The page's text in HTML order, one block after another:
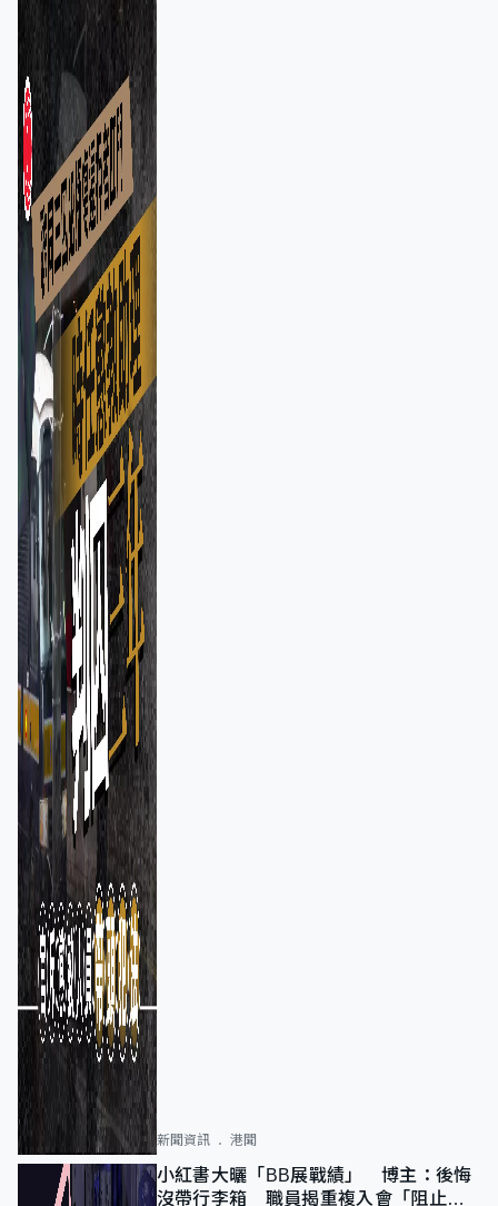
新聞資訊 港聞
小紅書大曬「BB展戰績」 博主：後悔
沒帶行李箱 職員揭重複入會「阻止唔